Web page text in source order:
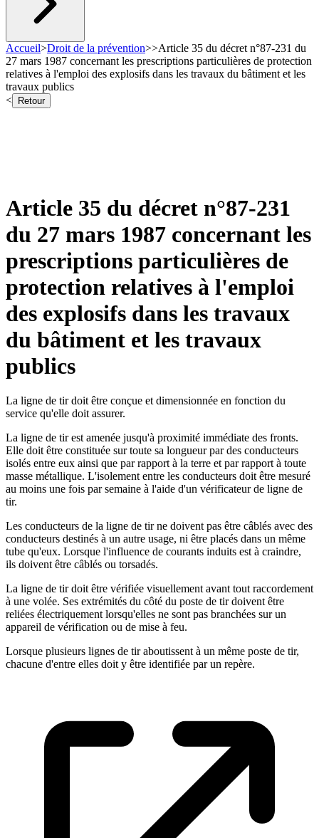
Accueil>Droit de la prévention>>Article 35 du décret n°87-231 du
27 mars 1987 concernant les prescriptions particulières de protection
relatives à l'emploi des explosifs dans les travaux du bâtiment et les
travaux publics
<
Retour
Article 35 du décret n°87-231
du 27 mars 1987 concernant les
prescriptions particulières de
protection relatives à l'emploi
des explosifs dans les travaux
du bâtiment et les travaux
publics
La ligne de tir doit être conçue et dimensionnée en fonction du
service qu'elle doit assurer.
La ligne de tir est amenée jusqu'à proximité immédiate des fronts.
Elle doit être constituée sur toute sa longueur par des conducteurs
isolés entre eux ainsi que par rapport à la terre et par rapport à toute
masse métallique. L'isolement entre les conducteurs doit être mesuré
au moins une fois par semaine à l'aide d'un vérificateur de ligne de
tir.
Les conducteurs de la ligne de tir ne doivent pas être câblés avec des
conducteurs destinés à un autre usage, ni être placés dans un même
tube qu'eux. Lorsque l'influence de courants induits est à craindre,
ils doivent être câblés ou torsadés.
La ligne de tir doit être vérifiée visuellement avant tout raccordement
à une volée. Ses extrémités du côté du poste de tir doivent être
reliées électriquement lorsqu'elles ne sont pas branchées sur un
appareil de vérification ou de mise à feu.
Lorsque plusieurs lignes de tir aboutissent à un même poste de tir,
chacune d'entre elles doit y être identifiée par un repère.